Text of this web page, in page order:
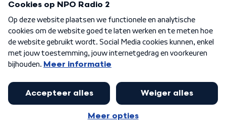
Algemene voorwaarden